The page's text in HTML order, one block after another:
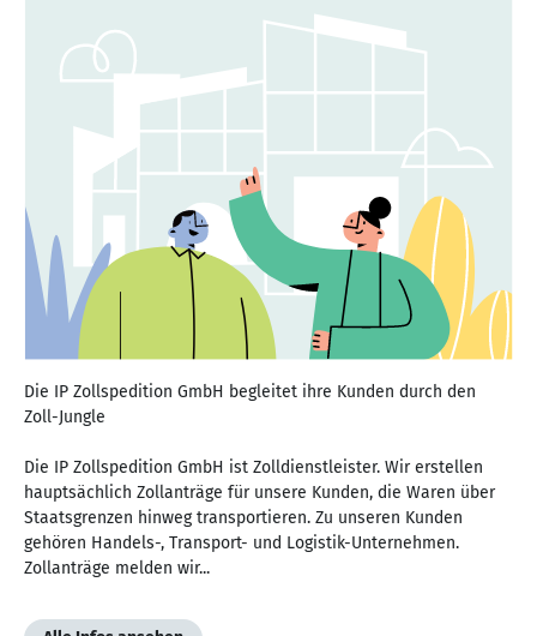
Die IP Zollspedition GmbH begleitet ihre Kunden durch den
Zoll-Jungle
Die IP Zollspedition GmbH ist Zolldienstleister. Wir erstellen
hauptsächlich Zollanträge für unsere Kunden, die Waren über
Staatsgrenzen hinweg transportieren. Zu unseren Kunden
gehören Handels-, Transport- und Logistik-Unternehmen.
Zollanträge melden wir...